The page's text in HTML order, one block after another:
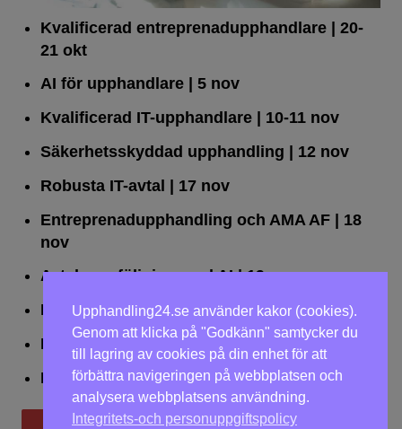
Kvalificerad entreprenad­upphandlare | 20-
21 okt
AI för upphandlare| 5 nov
Kvalificerad IT-upphandlare| 10-11 nov
Säkerhetsskyddad upphandling | 12 nov
Robusta IT-avtal | 17 nov
Entreprenadupphandling och AMA AF| 18
nov
Avtalsuppföljning med AI| 19 nov
Leda upphandlingar effektivt| 25 nov
Dialogförfaranden | 26 nov
LOU på två dagar| 2-3 dec
Upphandling24.se använder kakor (cookies).
Genom att klicka på "Godkänn" samtycker du
till lagring av cookies på din enhet för att
förbättra navigeringen på webbplatsen och
analysera webbplatsens användning.
Integritets-och personuppgiftspolicy